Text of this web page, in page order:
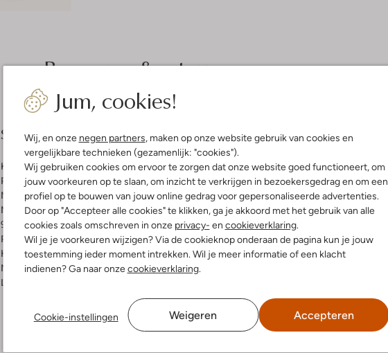
Jum, cookies!
Wij, en onze negen partners, maken op onze website gebruik van cookies en
vergelijkbare technieken (gezamenlijk: "cookies").
Wij gebruiken cookies om ervoor te zorgen dat onze website goed functioneert, om
jouw voorkeuren op te slaan, om inzicht te verkrijgen in bezoekersgedrag en om een
profiel op te bouwen van jouw online gedrag voor gepersonaliseerde advertenties.
Door op "Accepteer alle cookies" te klikken, ga je akkoord met het gebruik van alle
cookies zoals omschreven in onze privacy- en cookieverklaring.
Wil je je voorkeuren wijzigen? Via de cookieknop onderaan de pagina kun je jouw
toestemming ieder moment intrekken. Wil je meer informatie of een klacht
indienen? Ga naar onzecookieverklaring.
Cookie-instellingen Weigeren Accepteren
Bezorgen & retourneren
Samenstelling & Pasvorm
Kleur:Oranje
Patroon:Bloemen
Materiaal: Polyester
Materiaalpercentages:
99% Polyester, 1% Elastaan
Pasvorm:Regular Fit
Halslijn:Rond
Mouwlengte:Korte Mouw
Lengte:
Wasvoorschriften
Beperkt wassen op 30 °C
Strijken op maximaal 110 °C
Kan niet in de droogtrommel
Niet chemisch reinigen
Niet bleken